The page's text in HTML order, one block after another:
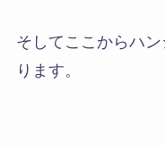
そしてここからハ
ります。